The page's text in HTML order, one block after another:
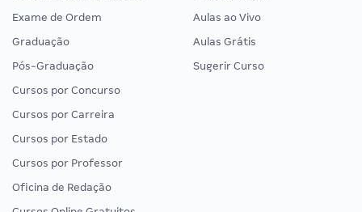
Exame de Ordem
Graduação
Pós-Graduação
Cursos por Concurso
Cursos por Carreira
Cursos por Estado
Cursos por Professor
Oficina de Redação
Aulas ao Vivo
Aulas Grátis
Sugerir Curso